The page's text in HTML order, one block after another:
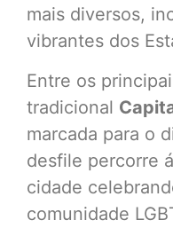
mais diversos,
vibrantes dos
Entre os
tradicional
marcada para o
desfile percorre
cidade
comunidade